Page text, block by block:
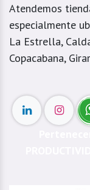
Atendemos
especialmente
La Estrella,
Copacabana,